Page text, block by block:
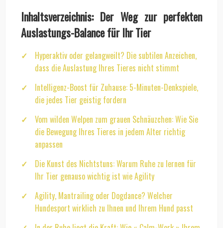
Inhaltsverzeichnis: Der Weg zur perfekten
Auslastungs-Balance für Ihr Tier
Hyperaktiv oder gelangweilt? Die subtilen Anzeichen,
dass die Auslastung Ihres Tieres nicht stimmt
Intelligenz-Boost für Zuhause: 5-Minuten-Denkspiele,
die jedes Tier geistig fordern
Vom wilden Welpen zum grauen Schnäuzchen: Wie Sie
die Bewegung Ihres Tieres in jedem Alter richtig
anpassen
Die Kunst des Nichtstuns: Warum Ruhe zu lernen für
Ihr Tier genauso wichtig ist wie Agility
Agility, Mantrailing oder Dogdance? Welcher
Hundesport wirklich zu Ihnen und Ihrem Hund passt